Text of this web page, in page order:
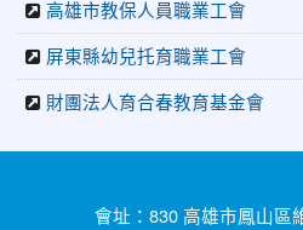
高雄市教保人員職業工會
屏東縣幼兒托育職業工會
財團法人育合春教育基金會
會址：830 高雄市鳳山區